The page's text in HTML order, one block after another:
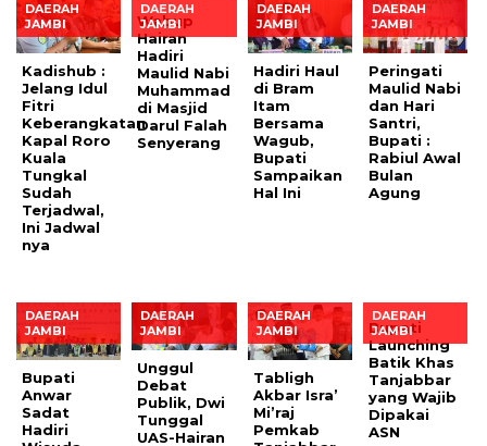
DAERAH
JAMBI
Kadishub :
Jelang Idul
Fitri
Keberangkatan
Kapal Roro
Kuala
Tungkal
Sudah
Terjadwal,
Ini Jadwal
nya
DAERAH
JAMBI
Wabup
Hairan
Hadiri
Maulid Nabi
Muhammad
di Masjid
Darul Falah
Senyerang
DAERAH
JAMBI
Hadiri Haul
di Bram
Itam
Bersama
Wagub,
Bupati
Sampaikan
Hal Ini
DAERAH
JAMBI
Peringati
Maulid Nabi
dan Hari
Santri,
Bupati :
Rabiul Awal
Bulan
Agung
DAERAH
JAMBI
Bupati
Anwar
Sadat
Hadiri
DAERAH
JAMBI
Unggul
Debat
Publik, Dwi
Tunggal
UAS-Hairan
DAERAH
JAMBI
Tabligh
Akbar Isra’
Mi’raj
Pemkab
DAERAH
JAMBI
Bupati
Launching
Batik Khas
Tanjabbar
yang Wajib
Dipakai
ASN